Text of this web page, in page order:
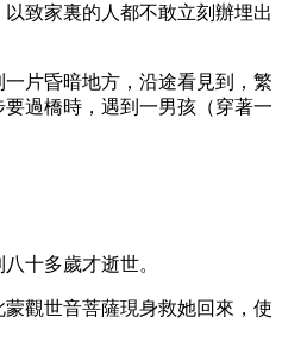
致家裏的人都不敢立刻辦埋出
片昏暗地方，沿途看見到，繁
過橋時，遇到一男孩（穿著一
十多歲才逝世。
觀世音菩薩現身救她回來，使